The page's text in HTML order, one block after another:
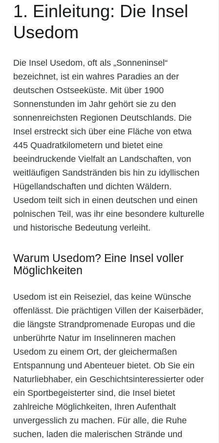
1. Einleitung: Die Insel
Usedom
Die Insel Usedom, oft als „Sonneninsel“
bezeichnet, ist ein wahres Paradies an der
deutschen Ostseeküste. Mit über 1900
Sonnenstunden im Jahr gehört sie zu den
sonnenreichsten Regionen Deutschlands. Die
Insel erstreckt sich über eine Fläche von etwa
445 Quadratkilometern und bietet eine
beeindruckende Vielfalt an Landschaften, von
weitläufigen Sandstränden bis hin zu idyllischen
Hügellandschaften und dichten Wäldern.
Usedom teilt sich in einen deutschen und einen
polnischen Teil, was ihr eine besondere kulturelle
und historische Bedeutung verleiht.
Warum Usedom? Eine Insel voller
Möglichkeiten
Usedom ist ein Reiseziel, das keine Wünsche
offenlässt. Die prächtigen Villen der Kaiserbäder,
die längste Strandpromenade Europas und die
unberührte Natur im Inselinneren machen
Usedom zu einem Ort, der gleichermaßen
Entspannung und Abenteuer bietet. Ob Sie ein
Naturliebhaber, ein Geschichtsinteressierter oder
ein Sportbegeisterter sind, die Insel bietet
zahlreiche Möglichkeiten, Ihren Aufenthalt
unvergesslich zu machen. Für alle, die Ruhe
suchen, laden die malerischen Strände und